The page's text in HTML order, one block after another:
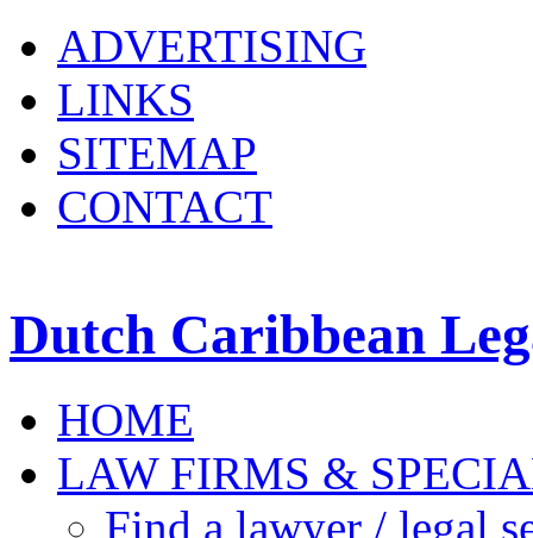
ADVERTISING
LINKS
SITEMAP
CONTACT
Dutch Caribbean
HOME
LAW FIRMS &
Find a lawyer / legal